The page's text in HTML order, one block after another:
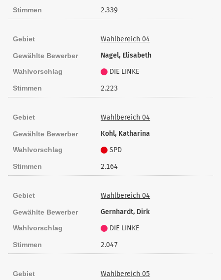
Stimmen 2.339
Gebiet Wahlbereich 04
Gewählte Bewerber Nagel, Elisabeth
Wahlvorschlag DIE LINKE
Stimmen 2.223
Gebiet Wahlbereich 04
Gewählte Bewerber Kohl, Katharina
Wahlvorschlag SPD
Stimmen 2.164
Gebiet Wahlbereich 04
Gewählte Bewerber Gernhardt, Dirk
Wahlvorschlag DIE LINKE
Stimmen 2.047
Gebiet Wahlbereich 05